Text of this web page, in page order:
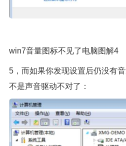
win7音量图标不见了电脑图解4
5，而如果你发现设置后仍没有
不是声音驱动不对了：